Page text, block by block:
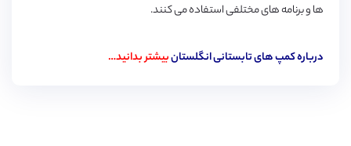
ها و برنامه های مختلفی استفاده می کنند.
درباره کمپ های تابستانی انگلستانبیشتر بدانید…